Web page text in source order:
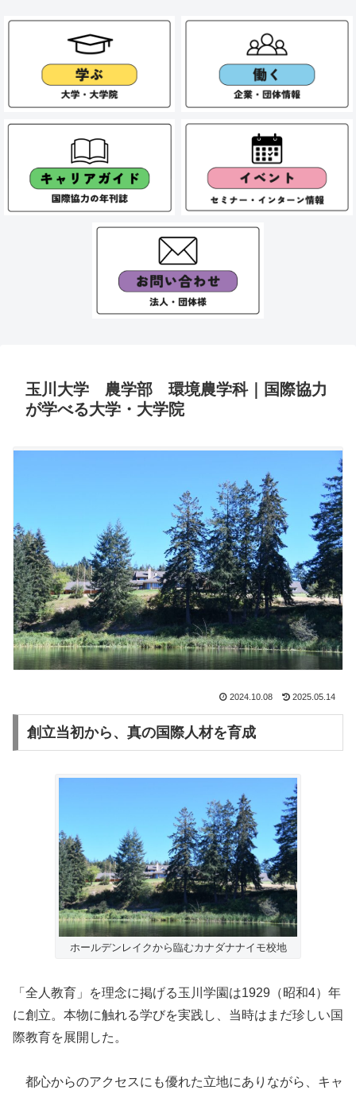
玉川大学 農学部 環境農学科｜国際協力
が学べる大学・大学院
2024.10.08 2025.05.14
創立当初から、真の国際人材を育成
ホールデンレイクから臨むカナダナナイモ校地
「全人教育」を理念に掲げる玉川学園は1929（昭和4）年
に創立。本物に触れる学びを実践し、当時はまだ珍しい国
際教育を展開した。
都心からのアクセスにも優れた立地にありながら、キャ